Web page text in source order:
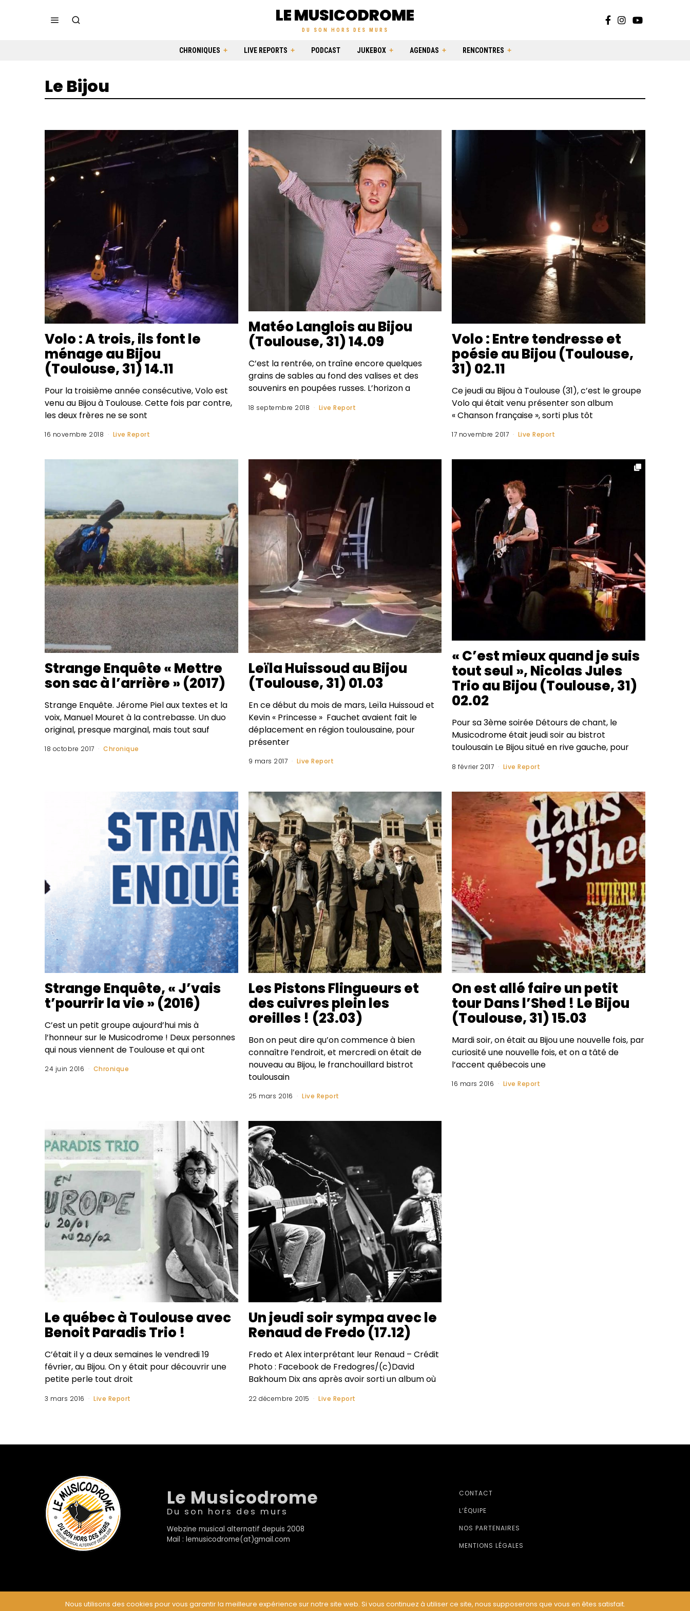
LE MUSICODROME
DU SON HORS DES MURS
CHRONIQUES LIVE REPORTS PODCAST JUKEBOX AGENDAS RENCONTRES
Le Bijou
Volo : A trois, ils font le
ménage au Bijou
(Toulouse, 31) 14.11
Pour la troisième année consécutive, Volo est
venu au Bijou à Toulouse. Cette fois par contre,
les deux frères ne se sont
16 novembre 2018 Live Report
Matéo Langlois au Bijou
(Toulouse, 31) 14.09
C’est la rentrée, on traîne encore quelques
grains de sables au fond des valises et des
souvenirs en poupées russes. L’horizon a
18 septembre 2018 Live Report
Volo : Entre tendresse et
poésie au Bijou (Toulouse,
31) 02.11
Ce jeudi au Bijou à Toulouse (31), c’est le groupe
Volo qui était venu présenter son album
« Chanson française », sorti plus tôt
17 novembre 2017 Live Report
Strange Enquête « Mettre
son sac à l’arrière » (2017)
Strange Enquête. Jérome Piel aux textes et la
voix, Manuel Mouret à la contrebasse. Un duo
original, presque marginal, mais tout sauf
18 octobre 2017 Chronique
Leïla Huissoud au Bijou
(Toulouse, 31) 01.03
En ce début du mois de mars, Leïla Huissoud et
Kevin « Princesse » Fauchet avaient fait le
déplacement en région toulousaine, pour
présenter
9 mars 2017 Live Report
« C’est mieux quand je suis
tout seul », Nicolas Jules
Trio au Bijou (Toulouse, 31)
02.02
Pour sa 3ème soirée Détours de chant, le
Musicodrome était jeudi soir au bistrot
toulousain Le Bijou situé en rive gauche, pour
8 février 2017 Live Report
Strange Enquête, « J’vais
t’pourrir la vie » (2016)
C’est un petit groupe aujourd’hui mis à
l’honneur sur le Musicodrome ! Deux personnes
qui nous viennent de Toulouse et qui ont
24 juin 2016 Chronique
Les Pistons Flingueurs et
des cuivres plein les
oreilles ! (23.03)
Bon on peut dire qu’on commence à bien
connaître l’endroit, et mercredi on était de
nouveau au Bijou, le franchouillard bistrot
toulousain
25 mars 2016 Live Report
On est allé faire un petit
tour Dans l’Shed ! Le Bijou
(Toulouse, 31) 15.03
Mardi soir, on était au Bijou une nouvelle fois, par
curiosité une nouvelle fois, et on a tâté de
l’accent québecois une
16 mars 2016 Live Report
Le québec à Toulouse avec
Benoit Paradis Trio !
C’était il y a deux semaines le vendredi 19
février, au Bijou. On y était pour découvrir une
petite perle tout droit
3 mars 2016 Live Report
Un jeudi soir sympa avec le
Renaud de Fredo (17.12)
Fredo et Alex interprétant leur Renaud – Crédit
Photo : Facebook de Fredogres/(c)David
Bakhoum Dix ans après avoir sorti un album où
22 décembre 2015 Live Report
Le Musicodrome
Du son hors des murs
Webzine musical alternatif depuis 2008
Mail : lemusicodrome(at)gmail.com
CONTACT
L’ÉQUIPE
NOS PARTENAIRES
MENTIONS LÉGALES
Nous utilisons des cookies pour vous garantir la meilleure expérience sur notre site web. Si vous continuez à utiliser ce site, nous supposerons que vous en êtes satisfait.